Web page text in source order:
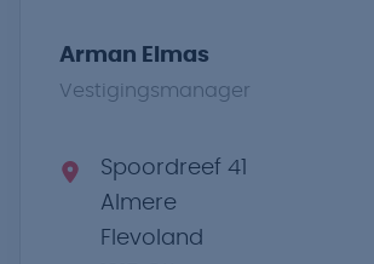
Arman Elmas
Vestigingsmanager
Spoordreef 41
Almere
Flevoland